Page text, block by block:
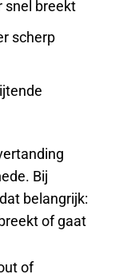
snel breekt
scherp
Bij
belangrijk:
of gaat
of